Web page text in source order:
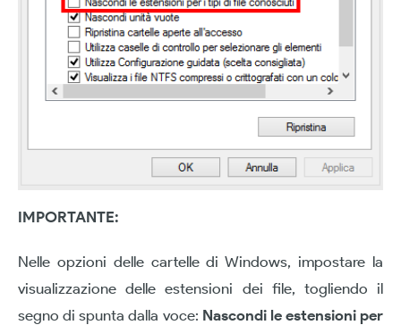
IMPORTANTE:
Nelle opzioni delle cartelle di Windows, impostare la
visualizzazione delle estensioni dei file, togliendo il
segno di spunta dalla voce: Nascondi le estensioni per